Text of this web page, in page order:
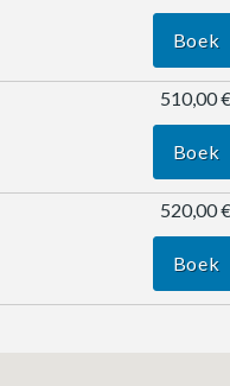
Boek
510,00
Boek
520,00
Boek